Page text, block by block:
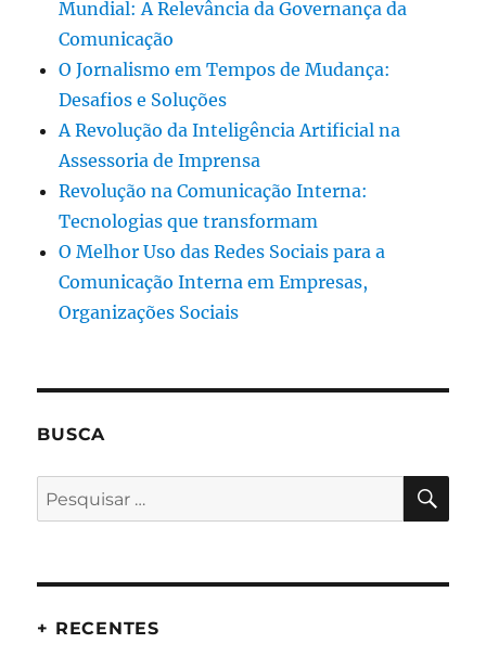
Mundial: A Relevância da Governança da
Comunicação
O Jornalismo em Tempos de Mudança:
Desafios e Soluções
A Revolução da Inteligência Artificial na
Assessoria de Imprensa
Revolução na Comunicação Interna:
Tecnologias que transformam
O Melhor Uso das Redes Sociais para a
Comunicação Interna em Empresas,
Organizações Sociais
BUSCA
Pesquisar
por:
+ RECENTES